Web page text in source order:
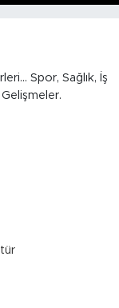
Spor, Sağlık, İş